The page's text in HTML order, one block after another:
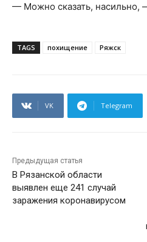
— Можно сказать, насильно,
TAGS похищение Ряжск
VK Telegram
Предыдущая статья
В Рязанской области
выявлен еще 241 случай
заражения коронавирусом